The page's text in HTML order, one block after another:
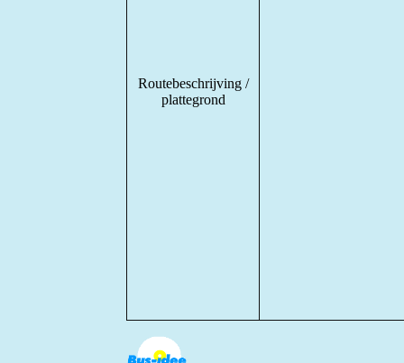
Routebeschrijving /
plattegrond